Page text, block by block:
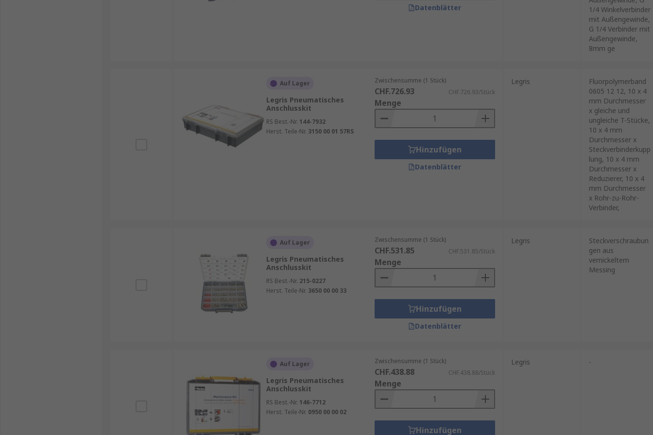
Datenblätter
1/4 Winkelverbinder
mit Außengewinde,
G 1/4 Verbinder mit
Außengewinde,
8mm ge
Auf Lager
Legris Pneumatisches
Anschlusskit
RS Best.-Nr. 144-7932
Herst. Teile-Nr. 3150 00 01 57RS
Zwischensumme (1 Stück)
CHF.726.93 CHF.726.93/Stück
Menge
Hinzufügen
Datenblätter
Legris
Fluorpolymerband
0605 12 12, 10 x 4
mm Durchmesser
x gleiche und
ungleiche T-Stücke,
10 x 4 mm
Durchmesser x
Steckverbinderkupp
lung, 10 x 4 mm
Durchmesser x
Reduzierer, 10 x 4
mm Durchmesser
x Rohr-zu-Rohr-
Verbinder,
Auf Lager
Legris Pneumatisches
Anschlusskit
RS Best.-Nr. 215-0227
Herst. Teile-Nr. 3650 00 00 33
Zwischensumme (1 Stück)
CHF.531.85 CHF.531.85/Stück
Menge
Hinzufügen
Datenblätter
Legris
Steckverschraubun
gen aus
vernickeltem
Messing
Auf Lager
Legris Pneumatisches
Anschlusskit
RS Best.-Nr. 146-7712
Herst. Teile-Nr. 0950 00 00 02
Zwischensumme (1 Stück)
CHF.438.88 CHF.438.88/Stück
Menge
Hinzufügen
Legris -